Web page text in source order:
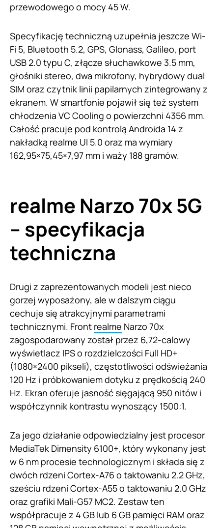
przewodowego o mocy 45 W.
Specyfikację techniczną uzupełnia jeszcze Wi-
Fi 5, Bluetooth 5.2, GPS, Glonass, Galileo, port
USB 2.0 typu C, złącze słuchawkowe 3.5 mm,
głośniki stereo, dwa mikrofony, hybrydowy dual
SIM oraz czytnik linii papilarnych zintegrowany z
ekranem. W smartfonie pojawił się też system
chłodzenia VC Cooling o powierzchni 4356 mm.
Całość pracuje pod kontrolą Androida 14 z
nakładką realme UI 5.0 oraz ma wymiary
162,95×75,45×7,97 mm i waży 188 gramów.
realme Narzo 70x 5G
– specyfikacja
techniczna
Drugi z zaprezentowanych modeli jest nieco
gorzej wyposażony, ale w dalszym ciągu
cechuje się atrakcyjnymi parametrami
technicznymi. Front realme Narzo 70x
zagospodarowany został przez 6,72-calowy
wyświetlacz IPS o rozdzielczości Full HD+
(1080×2400 pikseli), częstotliwości odświeżania
120 Hz i próbkowaniem dotyku z prędkością 240
Hz. Ekran oferuje jasność sięgającą 950 nitów i
współczynnik kontrastu wynoszący 1500:1.
Za jego działanie odpowiedzialny jest procesor
MediaTek Dimensity 6100+, który wykonany jest
w 6 nm procesie technologicznym i składa się z
dwóch rdzeni Cortex-A76 o taktowaniu 2.2 GHz,
sześciu rdzeni Cortex-A55 o taktowaniu 2.0 GHz
oraz grafiki Mali-G57 MC2. Zestaw ten
współpracuje z 4 GB lub 6 GB pamięci RAM oraz